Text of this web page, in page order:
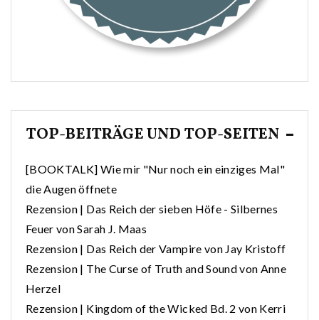
TOP-BEITRÄGE UND TOP-SEITEN
[BOOKTALK] Wie mir "Nur noch ein einziges Mal"
die Augen öffnete
Rezension | Das Reich der sieben Höfe - Silbernes
Feuer von Sarah J. Maas
Rezension | Das Reich der Vampire von Jay Kristoff
Rezension | The Curse of Truth and Sound von Anne
Herzel
Rezension | Kingdom of the Wicked Bd. 2 von Kerri